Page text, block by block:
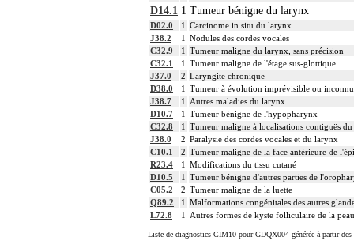
6.1.11
L'examen anatomopathologique de
d'hématoxyline-éosine ou de phloxine
Avec ou sans : coloration spéciale
coupes sériées
empreinte par apposition cellulaire
écrasis cellulaire
6.1.11
La pièce d'exérèse pour examen
les structures anatomiques ayant un
les éventuelles recoupes
les noeuds [ganglions] lymphatiques
6.1.11
L'examen anatomopathologique à
anatomopathologique
A l'exclusion de : examen
6.1.11
Facturation :
un seul acte peut être facturé que
6
Par thoracotomie, on entend : tout
La circulation extracorporelle [CEC]
suivantes :
D14.1 1 Tumeur bénigne du larynx
D02.0 1 Carcinome in situ du larynx
J38.2
1 Nodules des cordes vocales
C32.9
1 Tumeur maligne du larynx, sans précision
C32.1
1 Tumeur maligne de l'étage sus-glottique
J37.0
2 Laryngite chronique
D38.0
1 Tumeur à évolution imprévisible ou
J38.7
1
Autres maladies du larynx
D10.7
1 Tumeur bénigne de l'hypopharynx
C32.8
1 Tumeur maligne à localisations contiguës
J38.0
2 Paralysie des cordes vocales et du larynx
C10.1
2 Tumeur maligne de la face antérieure de
R23.4
1 Modifications du tissu cutané
D10.5
1 Tumeur bénigne d'autres parties de
C05.2
2 Tumeur maligne de la luette
Q89.2
1 Malformations congénitales des autres
L72.8
1 Autres formes de kyste folliculaire de la
Liste de diagnostics CIM10 pour GDQX004 générée à partir